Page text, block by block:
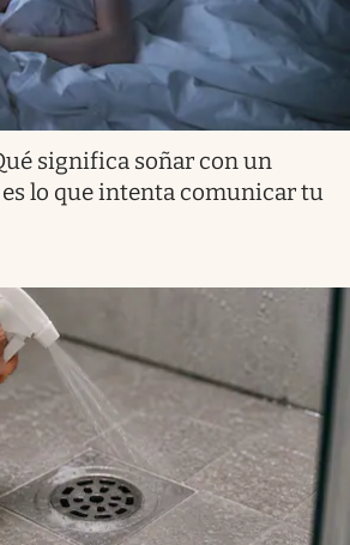
significa soñar con un
es lo que intenta comunicar tu